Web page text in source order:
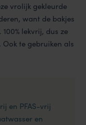
vrolijk gekleurde
want de bakjes
lekvrij, dus ze
te gebruiken als
en PFAS-vrij
en